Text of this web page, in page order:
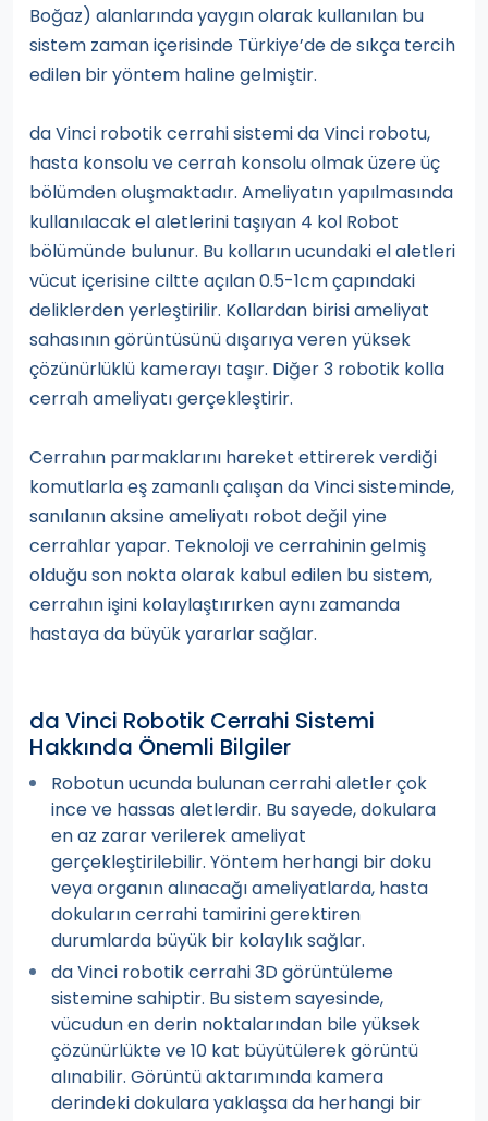
Boğaz) alanlarında yaygın olarak kullanılan bu
sistem zaman içerisinde Türkiye’de de sıkça tercih
edilen bir yöntem haline gelmiştir.
da Vinci robotik cerrahi sistemi da Vinci robotu,
hasta konsolu ve cerrah konsolu olmak üzere üç
bölümden oluşmaktadır. Ameliyatın yapılmasında
kullanılacak el aletlerini taşıyan 4 kol Robot
bölümünde bulunur. Bu kolların ucundaki el aletleri
vücut içerisine ciltte açılan 0.5-1cm çapındaki
deliklerden yerleştirilir. Kollardan birisi ameliyat
sahasının görüntüsünü dışarıya veren yüksek
çözünürlüklü kamerayı taşır. Diğer 3 robotik kolla
cerrah ameliyatı gerçekleştirir.
Cerrahın parmaklarını hareket ettirerek verdiği
komutlarla eş zamanlı çalışan da Vinci sisteminde,
sanılanın aksine ameliyatı robot değil yine
cerrahlar yapar. Teknoloji ve cerrahinin gelmiş
olduğu son nokta olarak kabul edilen bu sistem,
cerrahın işini kolaylaştırırken aynı zamanda
hastaya da büyük yararlar sağlar.
da Vinci Robotik Cerrahi Sistemi
Hakkında Önemli Bilgiler
Robotun ucunda bulunan cerrahi aletler çok
ince ve hassas aletlerdir. Bu sayede, dokulara
en az zarar verilerek ameliyat
gerçekleştirilebilir. Yöntem herhangi bir doku
veya organın alınacağı ameliyatlarda, hasta
dokuların cerrahi tamirini gerektiren
durumlarda büyük bir kolaylık sağlar.
da Vinci robotik cerrahi 3D görüntüleme
sistemine sahiptir. Bu sistem sayesinde,
vücudun en derin noktalarından bile yüksek
çözünürlükte ve 10 kat büyütülerek görüntü
alınabilir. Görüntü aktarımında kamera
derindeki dokulara yaklaşsa da herhangi bir